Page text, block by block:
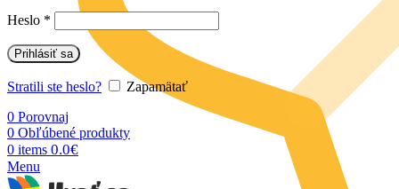
Heslo *
Prihlásiť sa
Stratili ste heslo?
Zapamätať
0 Porovnaj
0 Obľúbené produkty
0 items 0.0€
Menu